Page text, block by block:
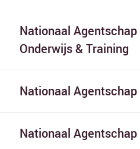
Nationaal Agentschap
Onderwijs & Training
Nationaal
Nationaal